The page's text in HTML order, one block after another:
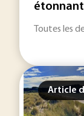
Toutes les
Article